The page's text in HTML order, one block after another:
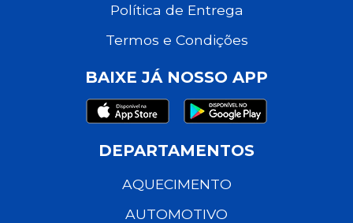
Política de Entrega
Termos e Condições
BAIXE JÁ NOSSO APP
DEPARTAMENTOS
AQUECIMENTO
AUTOMOTIVO